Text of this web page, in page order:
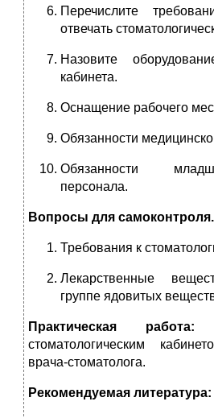
Перечислите
отвечать
Назовите
кабинета.
Оснащение рабочего
Обязанности
Обязанности
персонала.
Вопросы для самоконтроля.
Требования к
Лекарственные
группе ядовитых
Практическая
стоматологическим
врача-стоматолога.
Рекомендуемая литература: